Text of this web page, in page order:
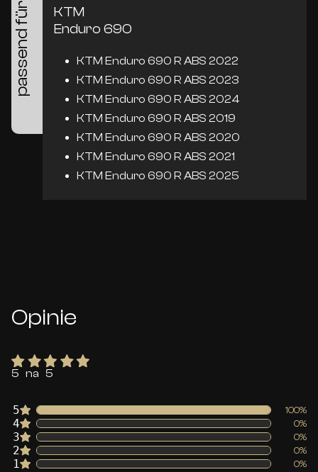
passend für
KTM
Enduro 690
KTM Enduro 690 R ABS 2022
KTM Enduro 690 R ABS 2023
KTM Enduro 690 R ABS 2024
KTM Enduro 690 R ABS 2019
KTM Enduro 690 R ABS 2020
KTM Enduro 690 R ABS 2021
KTM Enduro 690 R ABS 2025
Opinie
5 na 5
5 100%
4 0%
3 0%
2 0%
1 0%